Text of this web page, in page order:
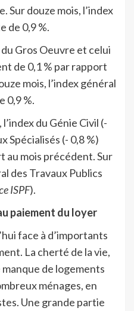
Sur douze mois, l’index
de 0,9 %.
Gros Oeuvre et celui
de 0,1 % par rapport
mois, l’index général
0,9 %.
du Génie Civil (-
Spécialisés (- 0,8 %)
au mois précédent. Sur
des Travaux Publics
ISPF).
paiement du loyer
face à d’importants
La cherté de la vie,
de logements
ménages, en
Une grande partie